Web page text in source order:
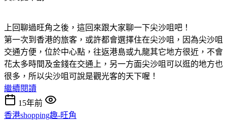
上回聊過旺角之後，這回來跟大家聊一下尖沙咀吧！
第一次到香港的旅客，或許都會選擇住在尖沙咀，因為尖沙咀
交通方便，位於中心點，往返港島或九龍其它地方很近，不會
花太多時間及金錢在交通上，另一方面尖沙咀可以逛的地方也
很多，所以尖沙咀可說是觀光客的天下喔！
繼續閱讀
15年前
香港shopping趣-旺角